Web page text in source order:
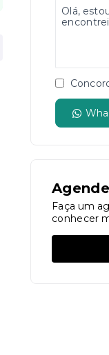
Faça um
conhecer